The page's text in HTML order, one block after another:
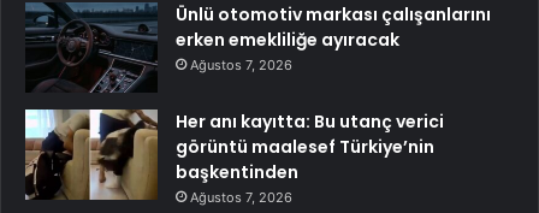
Ünlü otomotiv markası çalışanlarını
erken emekliliğe ayıracak
Ağustos 7, 2026
Her anı kayıtta: Bu utanç verici
görüntü maalesef Türkiye’nin
başkentinden
Ağustos 7, 2026